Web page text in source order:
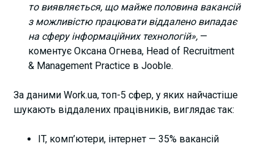
то виявляється, що майже половина вакансій
з можливістю працювати віддалено випадає
на сферу інформаційних технологій», —
коментує Оксана Огнева, Head of Recruitment
& Management Practice в Jooble.
За даними Work.ua, топ-5 сфер, у яких найчастіше
шукають віддалених працівників, виглядає так:
IT, комп’ютери, інтернет — 35% вакансій